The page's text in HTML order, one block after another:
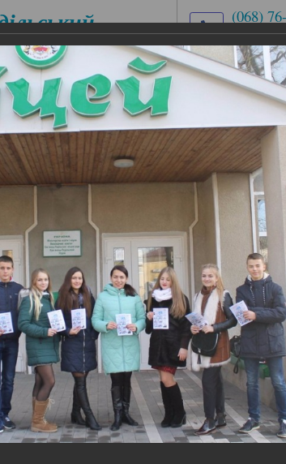
(068)
(03849)
вул.
ЦИКЛОВІ КОМІСІЇ АБІТУРІЄНТУ
«В» ІІ курсу спеціальності
класів Кам’нець-Подільського ліцею